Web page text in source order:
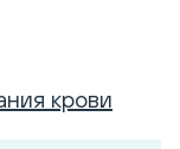
крови